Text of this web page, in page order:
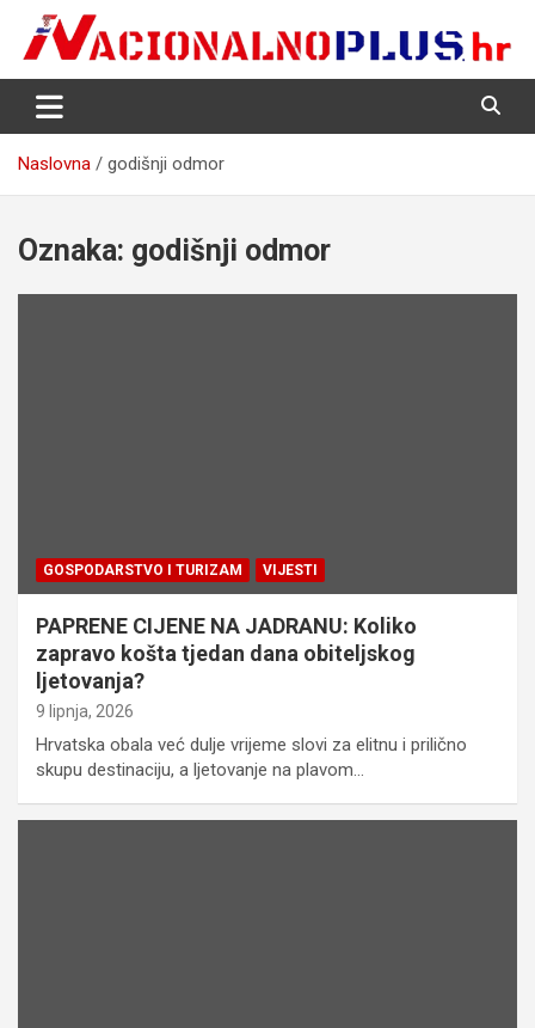
content
NacionalnoPlus.hr
Nacija želi znati više
Naslovna godišnji odmor
Oznaka: godišnji odmor
GOSPODARSTVO I TURIZAM VIJESTI
PAPRENE CIJENE NA JADRANU: Koliko
zapravo košta tjedan dana obiteljskog
ljetovanja?
9 lipnja, 2026
Hrvatska obala već dulje vrijeme slovi za elitnu i prilično
skupu destinaciju, a ljetovanje na plavom…